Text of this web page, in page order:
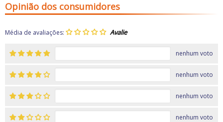
Opinião dos consumidores
Média de avaliações:
nenhum voto
nenhum voto
nenhum voto
nenhum voto